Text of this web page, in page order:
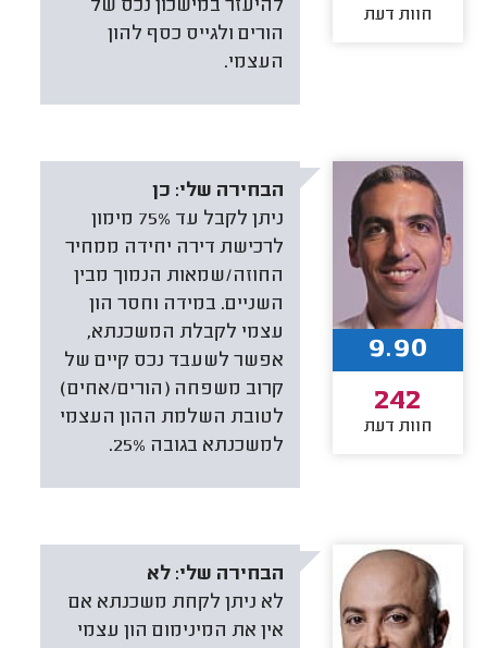
להיעזר במישכון נכס של
הורים ולגייס כסף להון
העצמי.
חוות דעת
הבחירה שלי: כן
ניתן לקבל עד 75% מימון
לרכישת דירה יחידה ממחיר
החוזה/שמאות הנמוך מבין
השניים. במידה וחסר הון
עצמי לקבלת המשכנתא,
אפשר לשעבד נכס קיים של
קרוב משפחה (הורים/אחים)
לטובת השלמת ההון העצמי
למשכנתא בגובה 25%.
9.90
242
חוות דעת
הבחירה שלי: לא
לא ניתן לקחת משכנתא אם
אין את המינימום הון עצמי